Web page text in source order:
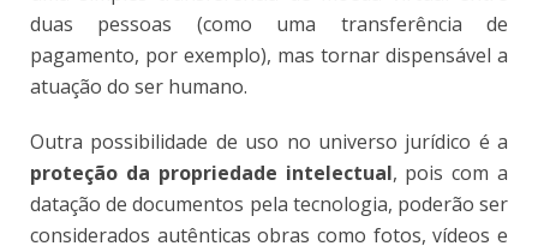
duas pessoas (como uma transferência de
pagamento, por exemplo), mas tornar dispensável a
atuação do ser humano.
Outra possibilidade de uso no universo jurídico é a
proteção da propriedade intelectual, pois com a
datação de documentos pela tecnologia, poderão ser
considerados autênticas obras como fotos, vídeos e